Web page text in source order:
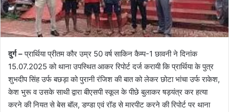
दुर्ग –प्रार्थिया प्रीतम कौर उम्र 50 वर्ष साकिन कैम्प-1 छावनी ने दिनांक
15.07.2025 को थाना उपस्थित आकर रिपोर्ट दर्ज करायी कि प्रार्थिया के पुत्र
शुभदीप सिंह उर्फ बछड़ा को पुरानी रंजिश की बात को लेकर छोटा भांचा उर्फ राकेश,
केश भुरू व उसके साथी द्वारा बीएसपी स्कूल के पीछे बुलाकर षड़यंत्र कर हत्या
करने की नियत से बेस बॉल, डण्डा एवं रॉड से मारपीट करने की रिपोर्ट पर थाना